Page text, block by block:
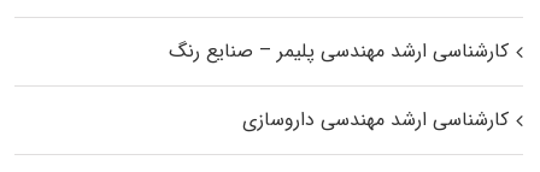
کارشناسی ارشد مهندسی پلیمر – صنایع رنگ
کارشناسی ارشد مهندسی داروسازی